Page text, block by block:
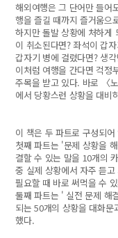
해외여행은 그 단어만 들어
행을 즐길 때까지 즐거움으
하지만 돌발 상황에 처하게
이 취소된다면? 좌석이 갑
갑자기 병에 걸렸다면? 생
이처럼 여행을 간다면 걱정
주목을 받고 있다. 바로 〈
에서 당황스런 상황을 대비
이 책은 두 파트로 구성되어
첫째 파트는 '문제 상황을
결할 수 있는 말을 10개의
중 실제 상황에서 자주 듣
필요할 때 바로 써먹을 수
둘째 파트는 ' 실전 문제 해
되는 50개의 상황을 대화
했다.